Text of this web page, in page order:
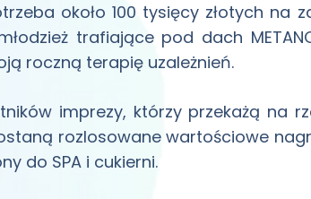
około 100 tysięcy złotych
trafiające pod dach
roczną terapię uzależnień.
imprezy, którzy przekażą na
rozlosowane wartościowe
do SPA i cukierni.